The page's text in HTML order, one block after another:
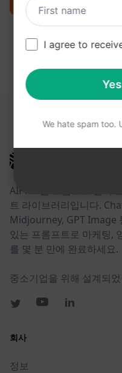
다음 링크가
AIPRM은 프롬프트 관리
트 라이브러리입니다.
Midjourney, GPT Image
있는 프롬프트로 마케팅,
를 몇 분 만에 완료하세요.
중소기업을 위해 설계되
회사
정보
I agree to
We hate spam too.